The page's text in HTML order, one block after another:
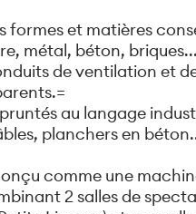
formes et matières
métal, béton, briques...
de ventilation et
au langage
planchers en
comme une
2 salles de